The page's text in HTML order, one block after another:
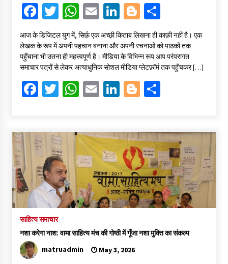
Fa
ce
b
o
o
k
T
wi
tt
er
W
h
at
sA
p
p
E
m
ai
l
Li
n
ke
dI
n
Bl
gg
er
S
h
ar
e
​आज के डिजिटल युग में, सिर्फ़ एक अच्छी किताब लिखना ही काफ़ी नहीं है। एक
लेखक के रूप में अपनी पहचान बनाना और अपनी रचनाओं को पाठकों तक
पहुँचाना भी उतना ही महत्त्वपूर्ण है। मीडिया के विभिन्न रूप आप परंपरागत
समाचार पत्रों से लेकर अत्याधुनिक सोशल मीडिया प्लेटफ़ॉर्म तक पहुँचकर […]
Fa
o
o
k
T
er
W
sA
p
p
E
l
Li
dI
n
Bl
er
S
e
साहित्य समाचार
नशा करेगा नाश: वामा साहित्य मंच की गोष्ठी में गूँजा नशा मुक्ति का संकल्प
matruadmin
May 3, 2026